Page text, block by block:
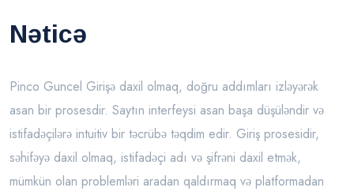
Nəticə
Pinco Guncel Girişə daxil olmaq, doğru addımları izləyərək
asan bir prosesdir. Saytın interfeysi asan başa düşüləndir və
istifadəçilərə intuitiv bir təcrübə təqdim edir. Giriş prosesidir,
səhifəyə daxil olmaq, istifadəçi adı və şifrəni daxil etmək,
mümkün olan problemləri aradan qaldırmaq və platformadan